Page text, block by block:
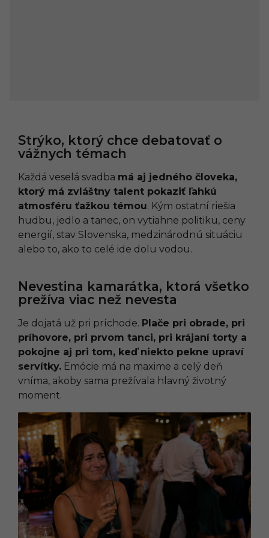
Strýko, ktorý chce debatovať o
vážnych témach
Každá veselá svadba má aj jedného človeka,
ktorý má zvláštny talent pokaziť ľahkú
atmosféru ťažkou témou. Kým ostatní riešia
hudbu, jedlo a tanec, on vytiahne politiku, ceny
energií, stav Slovenska, medzinárodnú situáciu
alebo to, ako to celé ide dolu vodou.
Nevestina kamarátka, ktorá všetko
prežíva viac než nevesta
Je dojatá už pri príchode. Plače pri obrade, pri
príhovore, pri prvom tanci, pri krájaní torty a
pokojne aj pri tom, keď niekto pekne upraví
servítky. Emócie má na maxime a celý deň
vníma, akoby sama prežívala hlavný životný
moment.